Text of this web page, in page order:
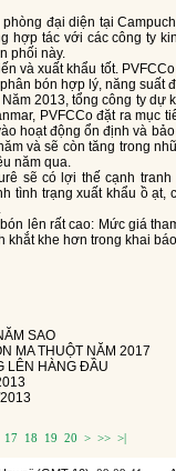
hợp tác với các công ty
phối này.
bón hợp lý, năng suất
PVFCCo đặt ra mục
hoạt động ổn định và
và sẽ còn tăng trong
năm qua.
tình trạng xuất khẩu ồ
khắt khe hơn trong khai
SAO
MA THUỘT NĂM 2017
LÊN HÀNG ĐẦU
17 18 19 20 > >> >|